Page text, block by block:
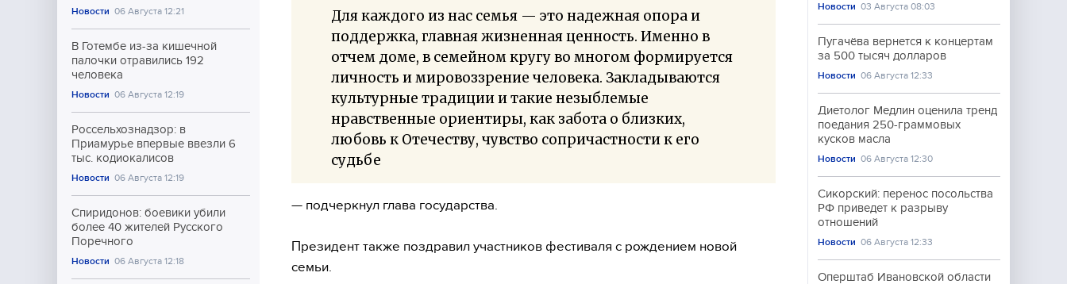
Новости 06 Августа 12:21
В Готембе из-за кишечной
палочки отравились 192
человека
Новости 06 Августа 12:19
Россельхознадзор: в
Приамурье впервые ввезли 6
тыс. кодиокалисов
Новости 06 Августа 12:19
Спиридонов: боевики убили
более 40 жителей Русского
Поречного
Новости 06 Августа 12:18
Для каждого из нас семья — это надежная опора и
поддержка, главная жизненная ценность. Именно в
отчем доме, в семейном кругу во многом формируется
личность и мировоззрение человека. Закладываются
культурные традиции и такие незыблемые
нравственные ориентиры, как забота о близких,
любовь к Отечеству, чувство сопричастности к его
судьбе
— подчеркнул глава государства.
Президент также поздравил участников фестиваля с рождением новой
семьи.
Новости 03 Августа 08:03
Пугачёва вернется к концертам
за 500 тысяч долларов
Новости 06 Августа 12:33
Диетолог Медлин оценила тренд
поедания 250-граммовых
кусков масла
Новости 06 Августа 12:30
Сикорский: перенос посольства
РФ приведет к разрыву
отношений
Новости 06 Августа 12:33
Оперштаб Ивановской области